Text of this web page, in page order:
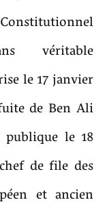
véritable
le 17 janvier
de Ben Ali
le 18
de file des
et ancien